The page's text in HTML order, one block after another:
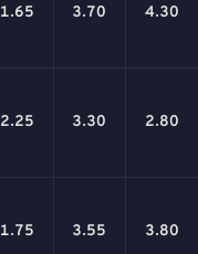
1.65 3.70 4.30
2.25 3.30 2.80
1.75 3.55 3.80